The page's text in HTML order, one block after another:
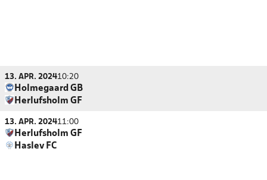
13. APR. 202410:20
Holmegaard GB
Herlufsholm GF
13. APR. 202411:00
Herlufsholm GF
Haslev FC